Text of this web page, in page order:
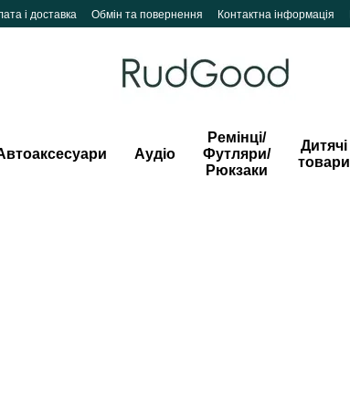
і доставка Обмін та повернення Контактна інформація
Аудіо
Ремінці/
Футляри/
Рюкзаки
Дитячі
товари